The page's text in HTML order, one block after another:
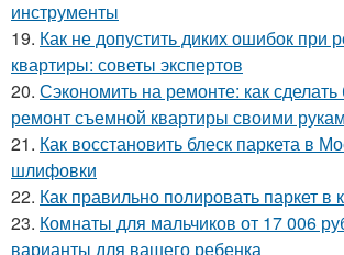
инструменты
19. Как не допустить диких ошибок при
квартиры: советы экспертов
20. Сэкономить на ремонте: как
ремонт съемной квартиры своими
21. Как восстановить блеск паркета в
шлифовки
22. Как правильно полировать паркет в
23. Комнаты для мальчиков от 17 006
варианты для вашего ребенка